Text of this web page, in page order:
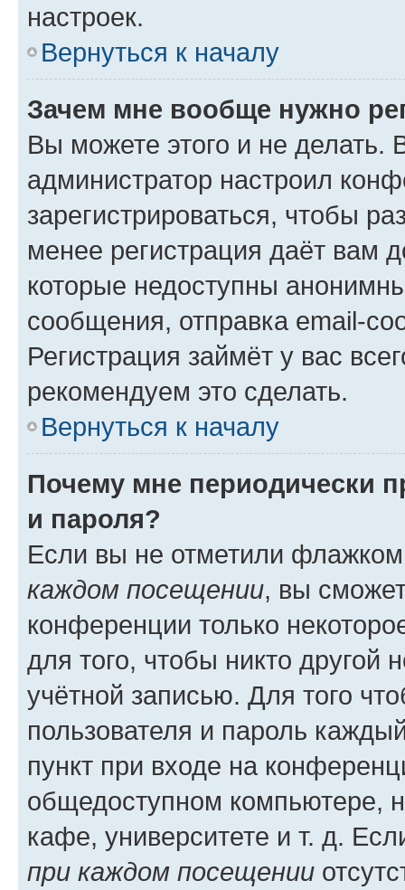
настроек.
Вернуться к началу
Зачем мне вообще нужно
Вы можете этого и не делать.
администратор настроил
зарегистрироваться, чтобы
менее регистрация даёт вам
которые недоступны
сообщения, отправка email-
Регистрация займёт у вас
рекомендуем это сделать.
Вернуться к началу
Почему мне периодически
и пароля?
Если вы не отметили
каждом посещении, вы
конференции только
для того, чтобы никто другой
учётной записью. Для того
пользователя и пароль
пункт при входе на
общедоступном компьютере,
кафе, университете и т. д.
при каждом посещении